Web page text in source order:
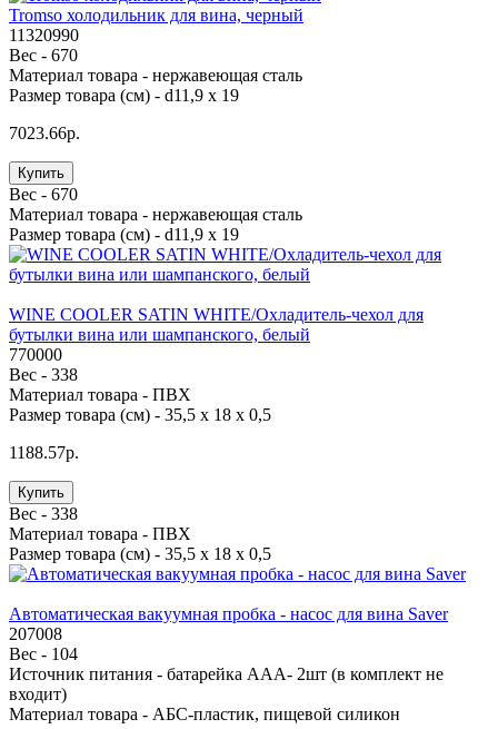
Tromso холодильник для вина, черный
11320990
Вес - 670
Материал товара - нержавеющая cталь
Размер товара (см) - d11,9 x 19
7023.66р.
Купить
Вес - 670
Материал товара - нержавеющая cталь
Размер товара (см) - d11,9 x 19
WINE COOLER SATIN WHITE/Охладитель-чехол для
бутылки вина или шампанского, белый
770000
Вес - 338
Материал товара - ПВХ
Размер товара (см) - 35,5 х 18 х 0,5
1188.57р.
Купить
Вес - 338
Материал товара - ПВХ
Размер товара (см) - 35,5 х 18 х 0,5
Автоматическая вакуумная пробка - насос для вина Saver
207008
Вес - 104
Источник питания - батарейка ААА- 2шт (в комплект не
входит)
Материал товара - АБС-пластик, пищевой силикон